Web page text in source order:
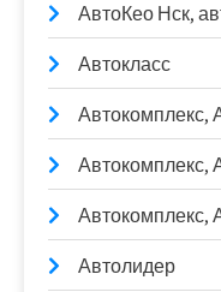
АвтоКео Нск,
Автокласс
Автокомплекс,
Автокомплекс,
Автокомплекс,
Автолидер